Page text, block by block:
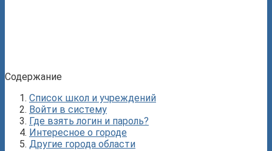
Содержание
Список школ и учреждений
Войти в систему
Где взять логин и пароль?
Интересное о городе
Другие города области